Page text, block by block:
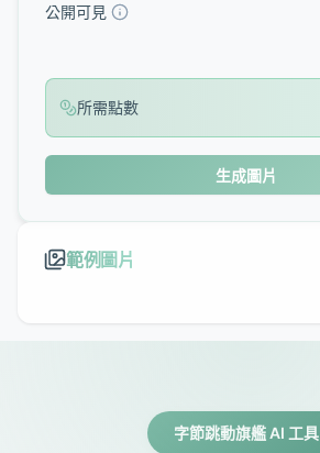
公開可見
所需點數
生成圖片
範例圖片
字節跳動旗艦 AI 工具